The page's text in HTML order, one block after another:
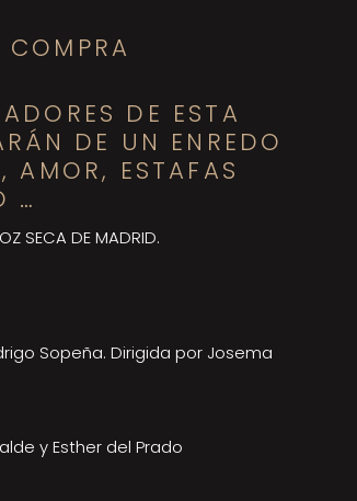
DE ESTA
DE UN ENREDO
AMOR, ESTAFAS
…
SECA DE MADRID.
Sopeña. Dirigida por Josema
y Esther del Prado